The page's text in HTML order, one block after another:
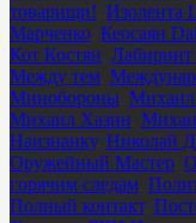
товарищи! Изолента
Марченко Кеосаян
Кот Костян Лабиринт
Между тем
Минобороны
Михаил Хазин
Наизнанку, Николай
Оружейный Мастер
горячим следам
Полный контакт,